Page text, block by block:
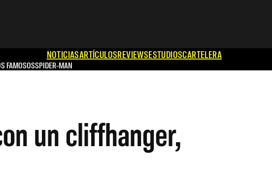
NOTICIASARTÍCULOSREVIEWSESTUDIOSCARTELERA
FAMOSOSSPIDER-MAN
un cliffhanger,